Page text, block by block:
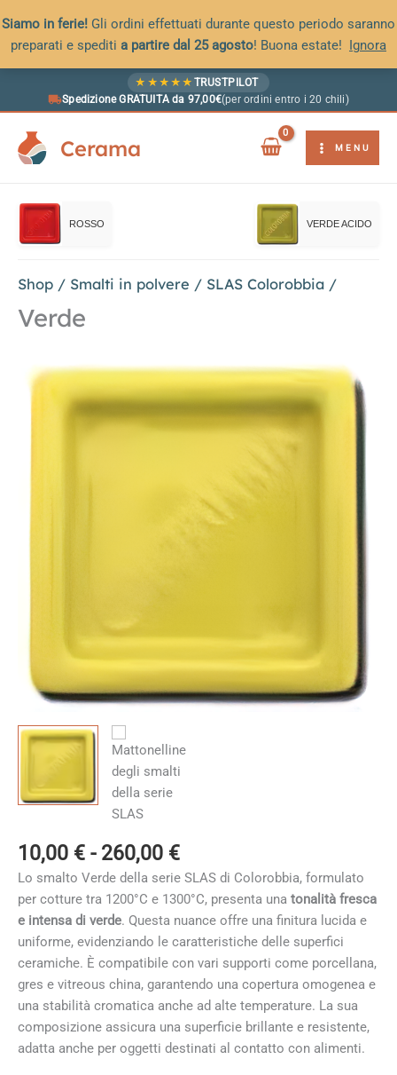
Siamo in ferie! Gli ordini effettuati durante questo periodo saranno
preparati e spediti a partire dal 25 agosto! Buona estate! Ignora
★ ★ ★ ★ ★ TRUSTPILOT
Spedizione GRATUITA da 97,00€(per ordini entro i 20 chili)
Cerama MENU
ROSSO VERDE ACIDO
Shop / Smalti in polvere / SLAS Colorobbia /
Verde
10,00 € - 260,00 €Fascia
di
prezzo:
da
10,00 €
a
260,00 €
Lo smalto Verde della serie SLAS di Colorobbia, formulato
per cotture tra 1200°C e 1300°C, presenta una tonalità fresca
e intensa di verde. Questa nuance offre una finitura lucida e
uniforme, evidenziando le caratteristiche delle superfici
ceramiche. È compatibile con vari supporti come porcellana,
gres e vitreous china, garantendo una copertura omogenea e
una stabilità cromatica anche ad alte temperature. La sua
composizione assicura una superficie brillante e resistente,
adatta anche per oggetti destinati al contatto con alimenti.